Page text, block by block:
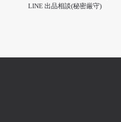
LINE 出品相談(秘密厳守)